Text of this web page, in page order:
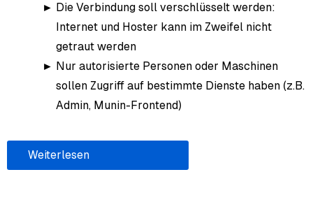
Die Verbindung soll verschlüsselt werden:
Internet und Hoster kann im Zweifel nicht
getraut werden
Nur autorisierte Personen oder Maschinen
sollen Zugriff auf bestimmte Dienste haben (z.B.
Admin, Munin-Frontend)
Weiterlesen